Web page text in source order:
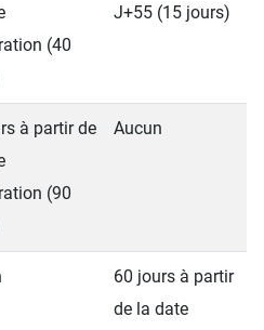
(40
J+55 (15 jours)
à partir de
(90
Aucun
60 jours à partir
de la date